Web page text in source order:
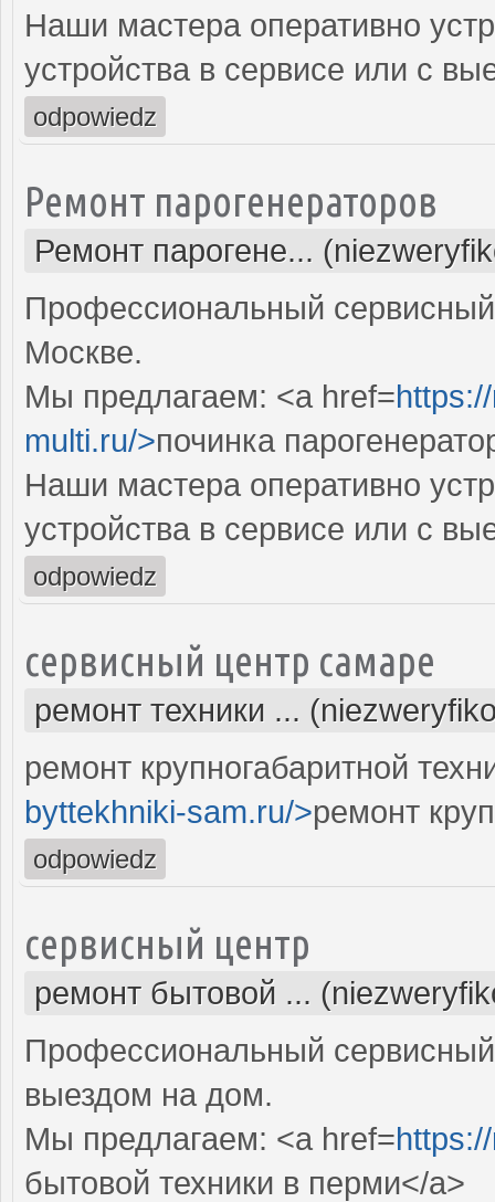
Наши мастера оперативно
устройства в сервисе или с
odpowiedz
Ремонт парогенераторов
Ремонт парогене...
Профессиональный
Москве.
Мы предлагаем: <a href=
multi.ru/>починка
Наши мастера оперативно
устройства в сервисе или с
odpowiedz
сервисный центр самаре
ремонт техники ...
ремонт крупногабаритной
byttekhniki-sam.ru/>ремонт
odpowiedz
сервисный центр
ремонт бытовой ...
Профессиональный
выездом на дом.
Мы предлагаем: <a href=
бытовой техники в перми</a>